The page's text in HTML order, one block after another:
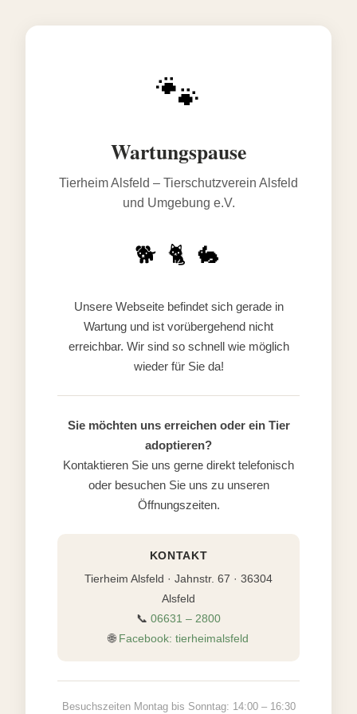
🐾
Wartungspause
Tierheim Alsfeld – Tierschutzverein Alsfeld
und Umgebung e.V.
🐕 🐈 🐇
Unsere Webseite befindet sich gerade in
Wartung und ist vorübergehend nicht
erreichbar. Wir sind so schnell wie möglich
wieder für Sie da!
Sie möchten uns erreichen oder ein Tier
adoptieren?
Kontaktieren Sie uns gerne direkt telefonisch
oder besuchen Sie uns zu unseren
Öffnungszeiten.
KONTAKT
Tierheim Alsfeld · Jahnstr. 67 · 36304
Alsfeld
📞 06631 – 2800
🌐 Facebook: tierheimalsfeld
Besuchszeiten Montag bis Sonntag: 14:00 – 16:30